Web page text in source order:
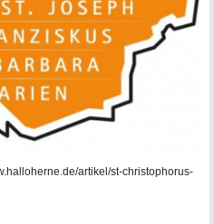
artikel/st-christophorus-